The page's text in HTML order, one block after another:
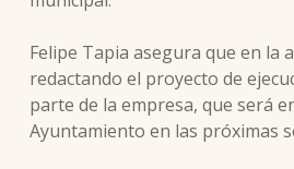
Felipe Tapia asegura que en la
redactando el proyecto de
parte de la empresa, que será
Ayuntamiento en las próximas